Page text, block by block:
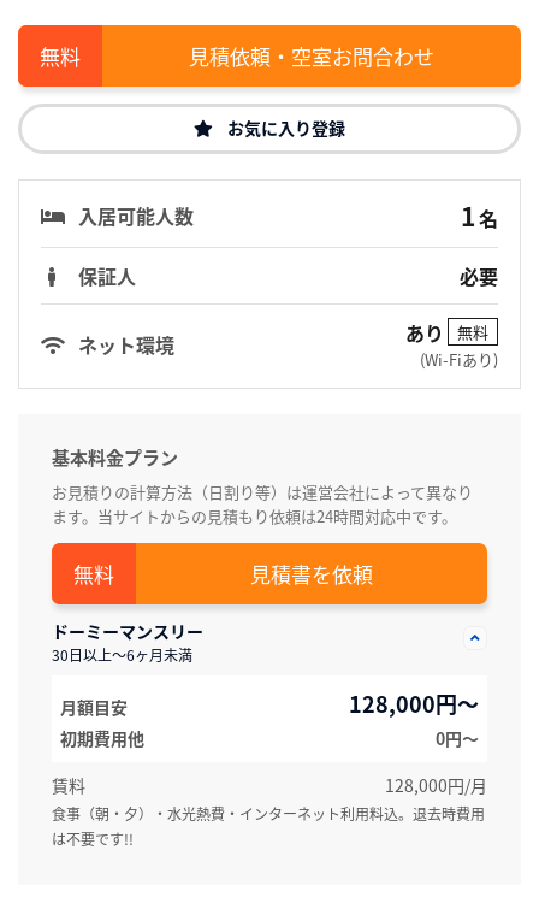
見積依頼・空室お問合わせ
お気に入り登録
入居可能人数 1名
保証人
必要
ネット環境 あり
無料
(Wi-Fiあり)
基本料金プラン
お見積りの計算方法（日割り等）は運営会社によって異なり
ます。当サイトからの見積もり依頼は24時間対応中です。
見積書を依頼
ドーミーマンスリー
30日以上～6ヶ月未満
月額目安 128,000円～
初期費用他
0円〜
賃料
128,000円/月
食事（朝・夕）・水光熱費・インターネット利用料込。退去時費用
は不要です!!